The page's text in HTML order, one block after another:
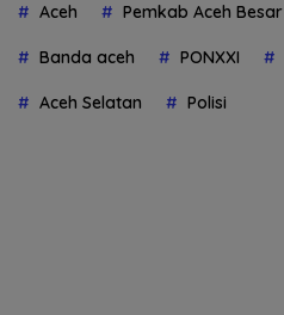
Aceh Pemkab Aceh Besar
Banda aceh PONXXI
Aceh Selatan Polisi